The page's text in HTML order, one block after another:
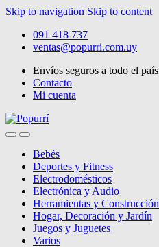
Skip to navigation Skip to content
091 418 737
ventas@popurri.com.uy
Envíos seguros a todo el país
Contacto
Mi cuenta
Bebés
Deportes y Fitness
Electrodomésticos
Electrónica y Audio
Herramientas y Construcción
Hogar, Decoración y Jardín
Juegos y Juguetes
Varios